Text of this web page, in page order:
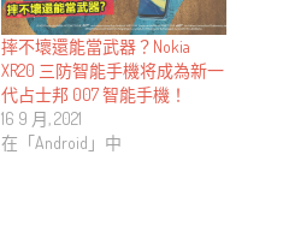
摔不壞還能當武器？Nokia
XR20 三防智能手機将成為新一
代占士邦 007 智能手機！
16 9 月, 2021
在「Android」中